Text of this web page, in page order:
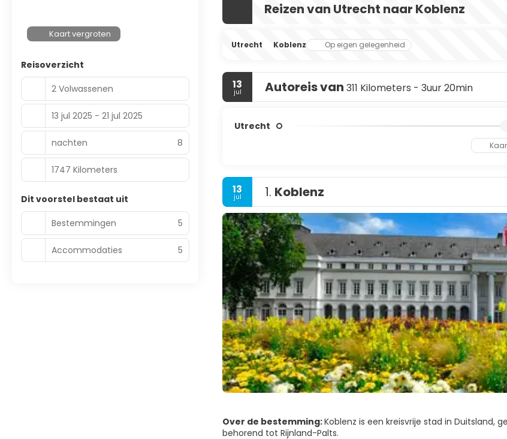
Reizen van Utrecht naar Koblenz
Utrecht Koblenz Op eigen gelegenheid
13
jul Autoreis van 311 Kilometers - 3uur 20min
Utrecht
13
jul 1. Koblenz
Over de bestemming:Koblenz is een kreisvrije stad in Duitsland,
behorend tot Rijnland-Palts.
Kaart vergroten
Reisoverzicht
2 Volwassenen
13 jul 2025 - 21 jul 2025
nachten 8
1747 Kilometers
Dit voorstel bestaat uit
Bestemmingen
5
Accommodaties 5